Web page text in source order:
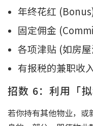
年终花红
固定佣金
各项津贴 (如房
有报税的兼职收
招数 6：利用「
若你持有其他物业，或